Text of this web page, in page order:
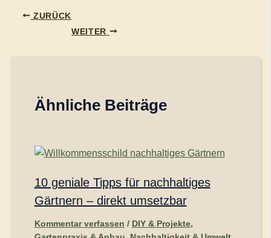
ZURÜCK
WEITER
Ähnliche Beiträge
10 geniale Tipps für nachhaltiges
Gärtnern – direkt umsetzbar
Kommentar verfassen / DIY & Projekte,